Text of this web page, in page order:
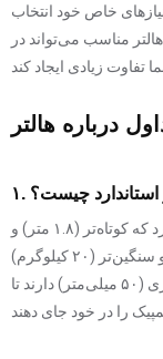
خاص خود انتخاب
مناسب می‌تواند در
درباره هالتر
استاندارد چیست؟
هالترهای المپیک در مقایسه با هالترهای استاندارد که کوتاه‌تر (۱.۸ متر) و
سبک‌تر (۱۵ کیلوگرم) هستند، بلندتر (۲.۲ متر) و سنگین‌تر (۲۰ کیلوگرم)
هستند. هالترهای المپیک همچنین قطر غلاف بزرگ‌تری (۵۰ میلی‌متر) دارند تا